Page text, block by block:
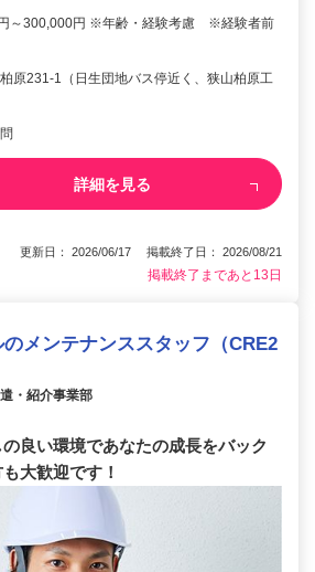
～300,000円 ※年齢・経験考慮 ※経験者前
原231-1（日生団地バス停近く、狭山柏原工
詳細を見る
更新日： 2026/06/17 掲載終了日： 2026/08/21
掲載終了まであと13日
メンテナンススタッフ（CRE2
・紹介事業部
の良い環境であなたの成長をバック
大歓迎です！